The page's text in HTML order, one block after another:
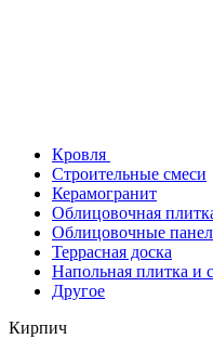
Кровля
Строительные смеси
Керамогранит
Облицовочная
Облицовочные
Террасная доска
Напольная плитка и
Другое
Кирпич